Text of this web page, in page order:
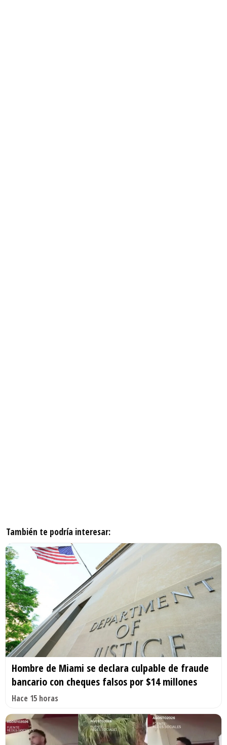
También te podría interesar:
Hombre de Miami se declara culpable de fraude
bancario con cheques falsos por $14 millones
Hace 15 horas